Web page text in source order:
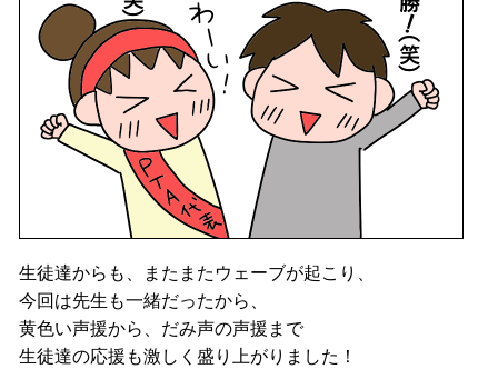
生徒達からも、またまたウェーブが起こり、
今回は先生も一緒だったから、
黄色い声援から、だみ声の声援まで
生徒達の応援も激しく盛り上がりました！